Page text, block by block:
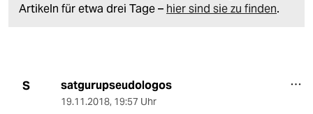
Artikeln für etwa drei Tage – hier sind sie zu finden.
S satgurupseudologos
19.11.2018, 19:57 Uhr